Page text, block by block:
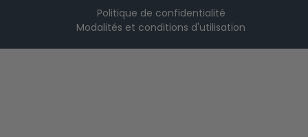
Politique de confidentialité
Modalités et conditions d'utilisation